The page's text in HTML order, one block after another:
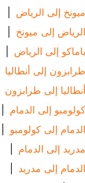
الرياض
|
ميونخ |
الرياض
|
أنطاليا
|
إلى طرابزون |
الدمام
|
كولومبو |
الدمام
|
مدريد |